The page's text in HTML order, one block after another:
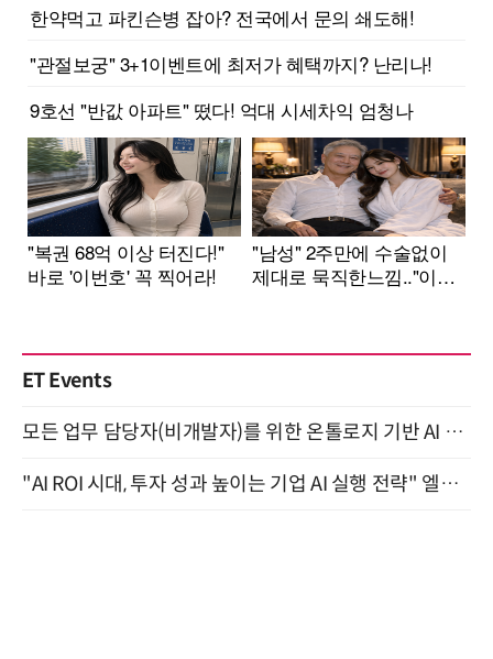
ET Events
모든 업무 담당자(비개발자)를 위한 온톨로지 기반 AI 지식체계 설계 1-day 워크숍 8월 20일 개최
"AI ROI 시대, 투자 성과 높이는 기업 AI 실행 전략" 엘타워 6층 (9월 18일)